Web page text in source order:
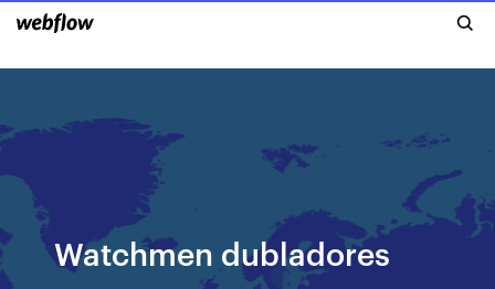
Watchmen dubladores